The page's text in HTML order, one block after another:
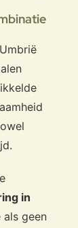
in
als geen